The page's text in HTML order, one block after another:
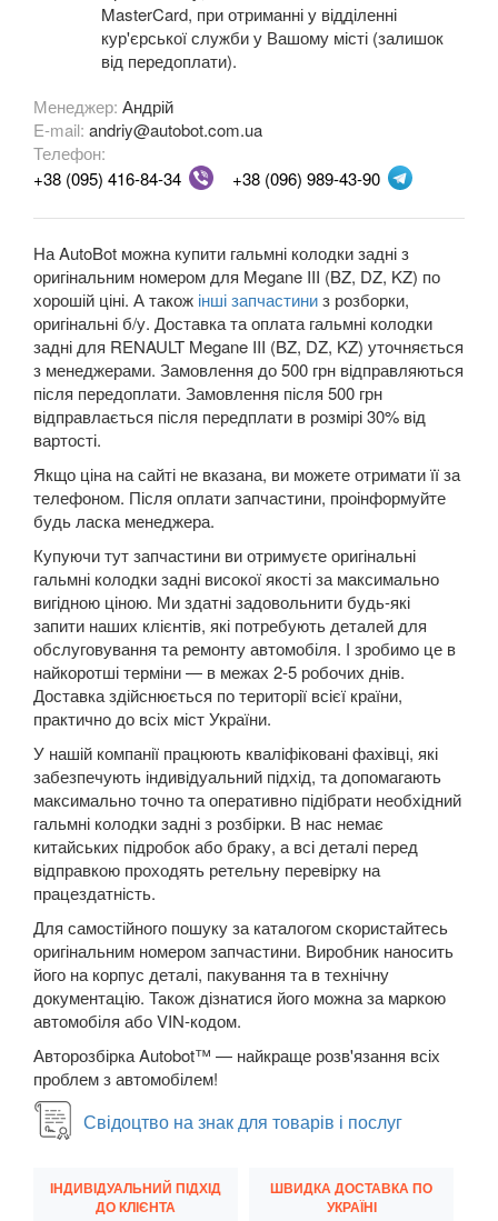
Megane III (BZ, DZ, KZ)
Megane IV
Modus (JP0)
Grand Modus (JP0)
Sandero II Stepway (B8)
Scenic III (JZ0)
Grand Scenic III (JZ0)
Scenic IV
Grand Scenic IV
Twingo II (CN0)
Twingo III (X07)
Vel Satis (BJ0)
Talisman
ZOE
ROVER
SEAT keyboard_arrow_down
SKODA
SMART
SUBARU keyboard_arrow_down
SUZUKI
TESLA
TOYOTA keyboard_arrow_down
VOLKSWAGEN
В наявності!
MasterCard, при отриманні у відділенні
кур'єрської служби у Вашому місті (залишок
від передоплати).
Менеджер: Андрій
E-mail: andriy@autobot.com.ua
Телефон:
+38 (095) 416-84-34
+38 (096) 989-43-90
На AutoBot можна купити гальмні колодки задні з
оригінальним номером для Megane III (BZ, DZ, KZ) по
хорошій ціні. А також інші запчастиниз розборки,
оригінальні б/у. Доставка та оплата гальмні колодки
задні для RENAULT Megane III (BZ, DZ, KZ) уточняється
з менеджерами. Замовлення до 500 грн відправляються
після передоплати. Замовлення після 500 грн
відправлається після передплати в розмірі 30% від
вартості.
Якщо ціна на сайті не вказана, ви можете отримати її за
телефоном. Після оплати запчастини, проінформуйте
будь ласка менеджера.
Купуючи тут запчастини ви отримуєте оригінальні
гальмні колодки задні високої якості за максимально
вигідною ціною. Ми здатні задовольнити будь-які
запити наших клієнтів, які потребують деталей для
обслуговування та ремонту автомобіля. І зробимо це в
найкоротші терміни — в межах 2-5 робочих днів.
Доставка здійснюється по території всієї країни,
практично до всіх міст України.
У нашій компанії працюють кваліфіковані фахівці, які
забезпечують індивідуальний підхід, та допомагають
максимально точно та оперативно підібрати необхідний
гальмні колодки задні з розбірки. В нас немає
китайських підробок або браку, а всі деталі перед
відправкою проходять ретельну перевірку на
працездатність.
Для самостійного пошуку за каталогом скористайтесь
оригінальним номером запчастини. Виробник наносить
його на корпус деталі, пакування та в технічну
документацію. Також дізнатися його можна за маркою
автомобіля або VIN-кодом.
Авторозбірка Autobot™ — найкраще розв'язання всіх
проблем з автомобілем!
Свідоцтво на знак для товарів і послуг
ІНДИВІДУАЛЬНИЙ ПІДХІД
ДО КЛІЄНТА
ШВИДКА ДОСТАВКА ПО
УКРАЇНІ